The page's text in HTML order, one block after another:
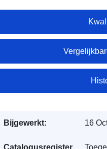
Bijgewerkt: 16
Catalogusregister